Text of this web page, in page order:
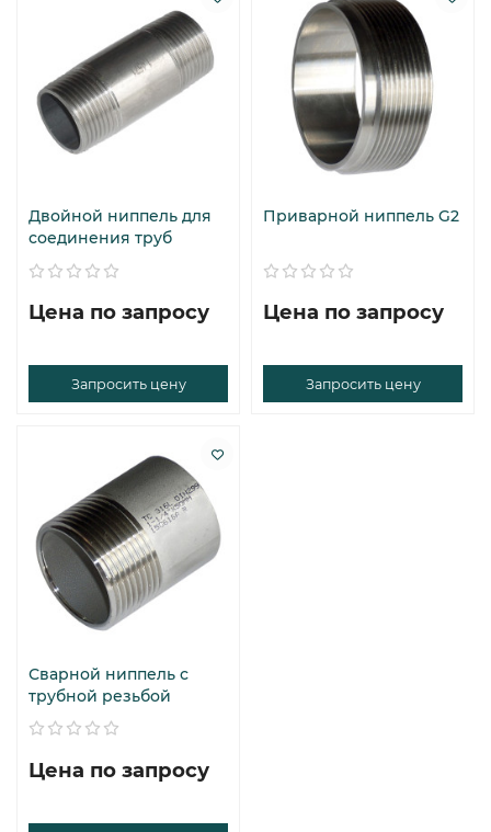
Двойной ниппель для
соединения труб
Цена по запросу
Запросить цену
Приварной ниппель G2
Цена по запросу
Запросить цену
Сварной ниппель с
трубной резьбой
Цена по запросу